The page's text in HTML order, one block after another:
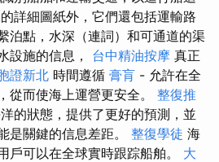
詳細圖紙外，它們還包括運輸路
泊點，水深（連詞）和可通道的渠
設施的信息， 台中精油按摩 真正
證新北 時間遵循 膏肓 - 允許在全
從而使海上運營更安全。 整復推
的狀態，提供了更好的預測，並
是關鍵的信息差距。 整復學徒 海
戶可以在全球實時跟踪船舶。 大